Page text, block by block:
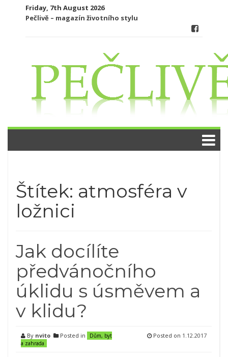
Friday, 7th August 2026
Pečlivě – magazín životního stylu
Štítek: atmosféra v
ložnici
Jak docílíte
předvánočního
úklidu s úsměvem a
v klidu?
By nvito Posted in
Dům, byt
a zahrada
Posted on 1.12.2017